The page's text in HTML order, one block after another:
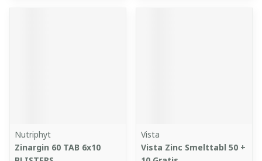
Nutriphyt
Zinargin 60 TAB 6x10
Vista
Vista Zinc Smelttabl 50 +